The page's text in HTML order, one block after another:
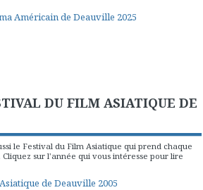
Américain de Deauville 2025
DU FILM ASIATIQUE DE
le Festival du Film Asiatique qui prend chaque
sur l'année qui vous intéresse pour lire
de Deauville 2005